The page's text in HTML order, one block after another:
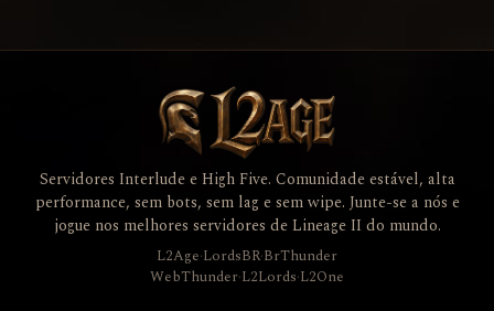
Servidores Interlude e High Five. Comunidade estável, alta
performance, sem bots, sem lag e sem wipe. Junte-se a nós e
jogue nos melhores servidores de Lineage II do mundo.
L2Age·LordsBR·BrThunder
WebThunder·L2Lords·L2One